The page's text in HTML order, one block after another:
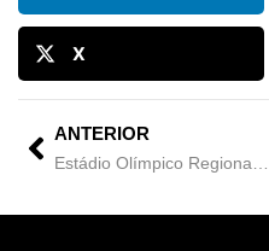
X
ANTERIOR